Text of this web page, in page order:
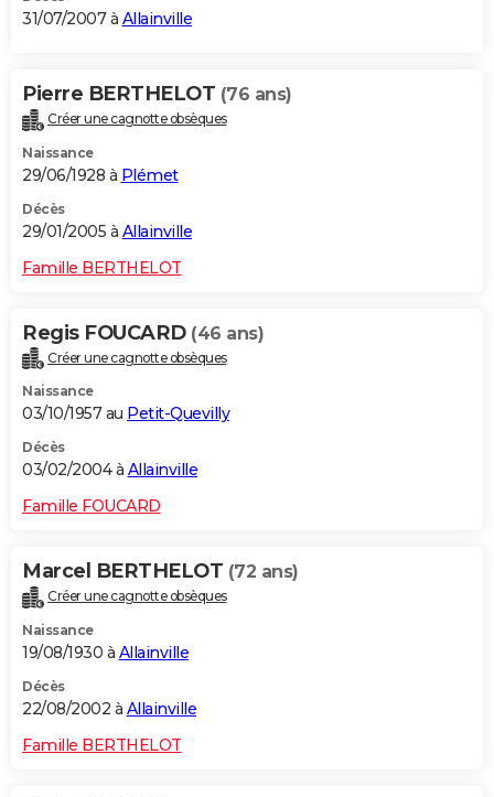
31/07/2007 à Allainville
Pierre BERTHELOT (76 ans)
Créer une cagnotte obsèques
Naissance
29/06/1928 à Plémet
Décès
29/01/2005 à Allainville
Famille BERTHELOT
Regis FOUCARD (46 ans)
Créer une cagnotte obsèques
Naissance
03/10/1957 au Petit-Quevilly
Décès
03/02/2004 à Allainville
Famille FOUCARD
Marcel BERTHELOT (72 ans)
Créer une cagnotte obsèques
Naissance
19/08/1930 à Allainville
Décès
22/08/2002 à Allainville
Famille BERTHELOT